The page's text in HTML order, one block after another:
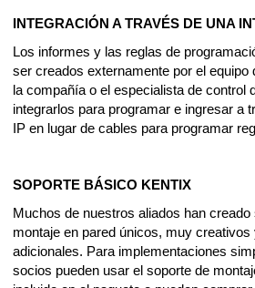
INTEGRACIÓN A TRAVÉS DE UNA
Los informes y las reglas de
ser creados externamente por el equipo
la compañía o el especialista de control
integrarlos para programar e ingresar a
IP en lugar de cables para programar
SOPORTE BÁSICO KENTIX
Muchos de nuestros aliados han
montaje en pared únicos, muy creativos
adicionales. Para implementaciones
socios pueden usar el soporte de